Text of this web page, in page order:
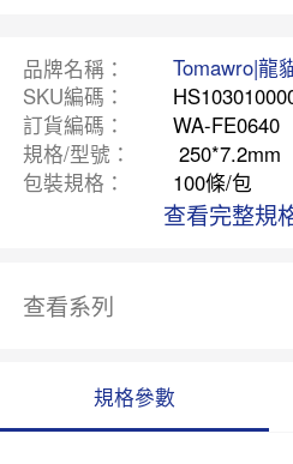
品牌名稱
Tomawro|龍
SKU編碼
訂貨編碼
WA-FE0640
規格/型號
250*7.2mm
包裝規格
100條/包
查看完整規
查看系列
規格參數